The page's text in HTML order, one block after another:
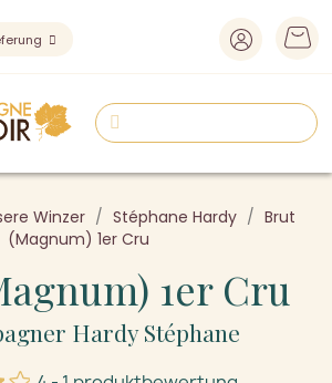
Winzer Stéphane Hardy
Brut
(Magnum) 1er Cru
1er Cru
Hardy Stéphane